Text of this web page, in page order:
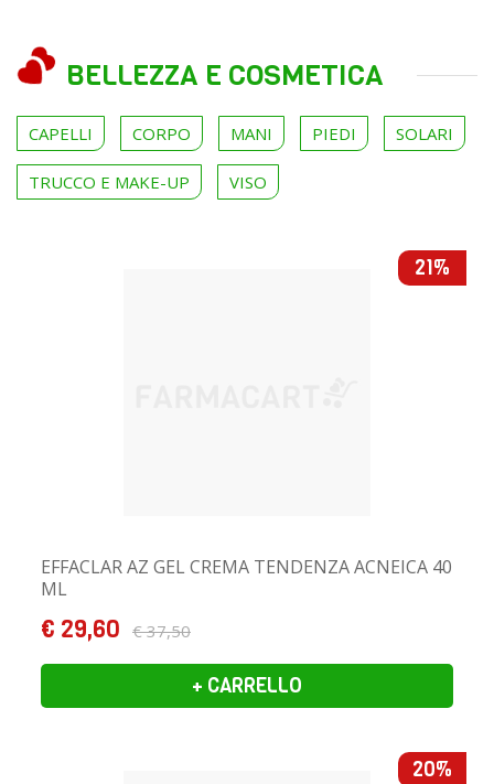
BELLEZZA E COSMETICA
CAPELLI CORPO MANI PIEDI SOLARI
TRUCCO E MAKE-UP VISO
21%
EFFACLAR AZ GEL CREMA TENDENZA ACNEICA 40
ML
€ 29,60 € 37,50
+ CARRELLO
20%